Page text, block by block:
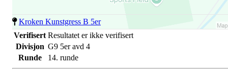
Kroken Kunstgress B 5er
Verifisert Resultatet er ikke verifisert
Divisjon G9 5er avd 4
Runde
14. runde